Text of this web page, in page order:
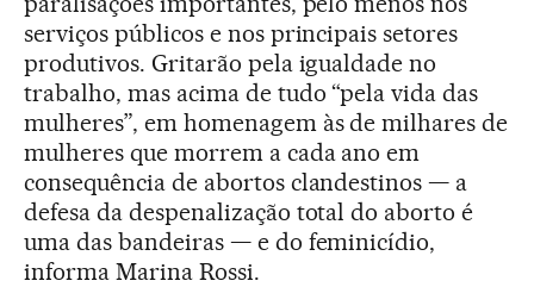
serviços públicos e nos principais setores
produtivos. Gritarão pela igualdade no
trabalho, mas acima de tudo “pela vida das
mulheres”, em homenagem às de milhares de
mulheres que morrem a cada ano em
consequência de abortos clandestinos — a
defesa da despenalização total do aborto é
uma das bandeiras — e do feminicídio,
informa Marina Rossi.